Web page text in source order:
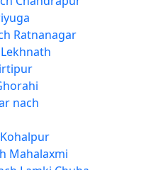
Ratnanagar
nach
Mahalaxmi